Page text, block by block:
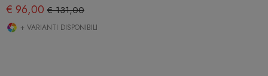
€ 96,00 € 131,00
+ VARIANTI DISPONIBILI